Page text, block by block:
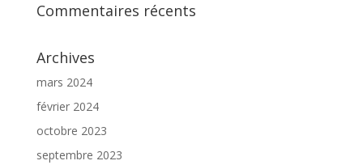
Commentaires récents
Archives
mars 2024
février 2024
octobre 2023
septembre 2023